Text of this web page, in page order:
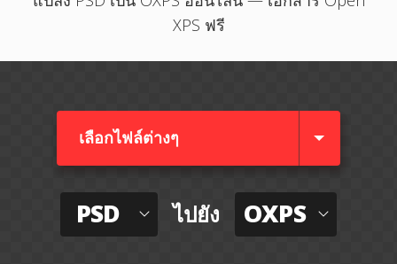
XPS ฟรี
เลือกไฟล์ต่างๆ​
PSD ไปยัง OXPS